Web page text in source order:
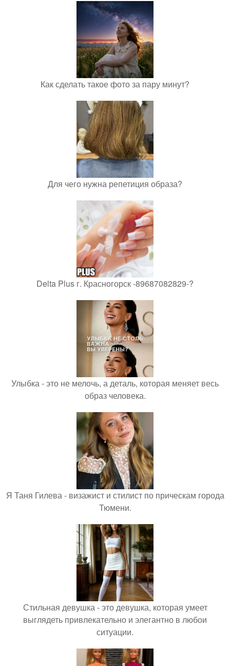
Как сделать такое фото за пару минут?
Для чего нужна репетиция образа?
Delta Plus г. Красногорск -89687082829-?
Улыбка - это не мелочь, а деталь, которая меняет весь
образ человека.
Я Таня Гилева - визажист и стилист по прическам города
Тюмени.
Стильная девушка - это девушка, которая умеет
выглядеть привлекательно и элегантно в любои
ситуации.